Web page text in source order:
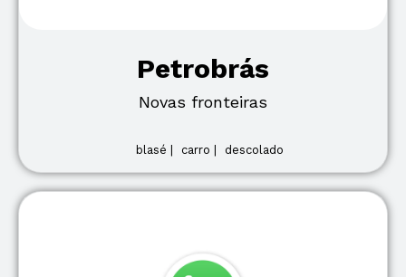
Petrobrás
Novas fronteiras
blasé | carro | descolado